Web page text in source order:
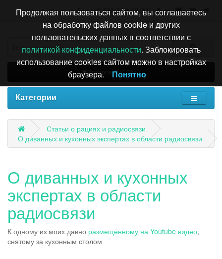
+7 495 196-63-51
Товаров: 0 (0.00р.)
Категории
Статьи о рациях и радиосвязи
О диванных и кухонных экспертах в области радиосвязи
О диванных и кухонных
экспертах в области
радиосвязи
К одному из моих давно размещённому на Youtube видео,
снятому за кухонным столом
Продолжая пользоваться сайтом, вы соглашаетесь
на обработку файлов cookie и других
пользовательских данных в соответствии с
политикой конфиденциальности. Заблокировать
использование cookies сайтом можно в настройках
браузера.
Понятно